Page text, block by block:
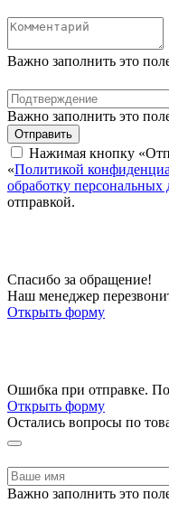
Важно заполнить это
Важно заполнить это
Отправить
Нажимая кнопку
«Политикой
обработку персональных
отправкой.
Спасибо за обращение!
Наш менеджер
Открыть форму
Ошибка при отправке.
Открыть форму
Остались вопросы по
Важно заполнить это